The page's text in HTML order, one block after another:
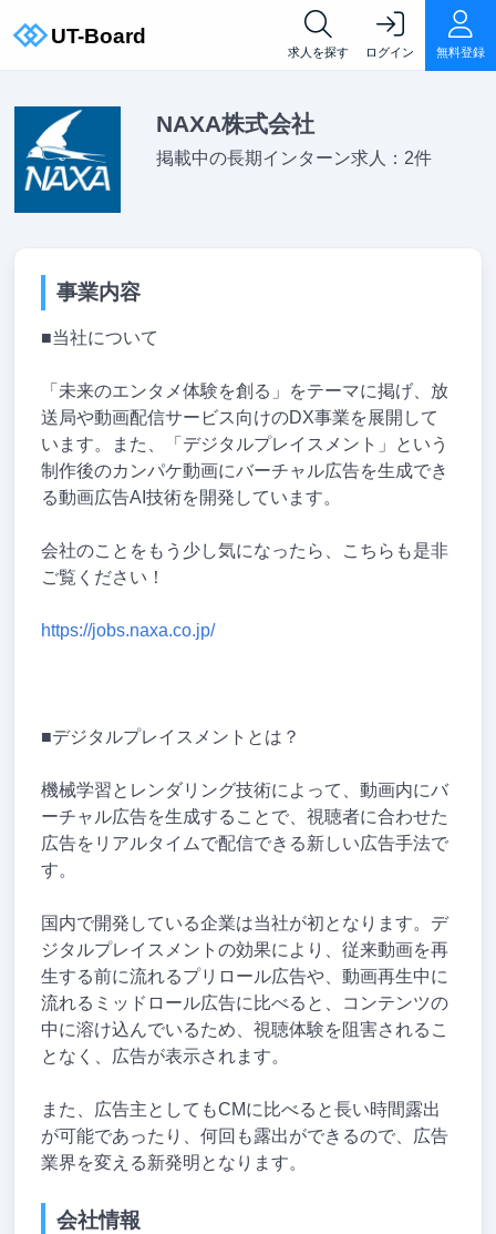
求人を探す ログイン 無料登録
NAXA株式会社
掲載中の長期インターン求人：2件
事業内容
■当社について
「未来のエンタメ体験を創る」をテーマに掲げ、放
送局や動画配信サービス向けのDX事業を展開して
います。また、「デジタルプレイスメント」という
制作後のカンパケ動画にバーチャル広告を生成でき
る動画広告AI技術を開発しています。
会社のことをもう少し気になったら、こちらも是非
ご覧ください！
https://jobs.naxa.co.jp/
■デジタルプレイスメントとは？
機械学習とレンダリング技術によって、動画内にバ
ーチャル広告を生成することで、視聴者に合わせた
広告をリアルタイムで配信できる新しい広告手法で
す。
国内で開発している企業は当社が初となります。デ
ジタルプレイスメントの効果により、従来動画を再
生する前に流れるプリロール広告や、動画再生中に
流れるミッドロール広告に比べると、コンテンツの
中に溶け込んでいるため、視聴体験を阻害されるこ
となく、広告が表示されます。
また、広告主としてもCMに比べると長い時間露出
が可能であったり、何回も露出ができるので、広告
業界を変える新発明となります。
会社情報